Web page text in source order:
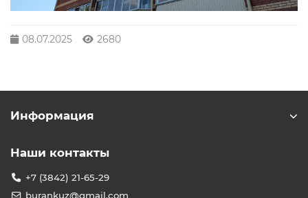
08.07.2025 2680
Информация
Наши контакты
+7 (3842) 21-65-29
burankuz@gmail.com